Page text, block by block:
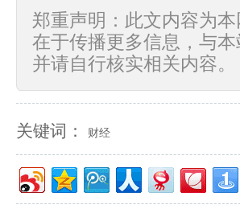
郑重声明：此文内容为
在于传播更多信息，与
并请自行核实相关内容。
关键词： 财经